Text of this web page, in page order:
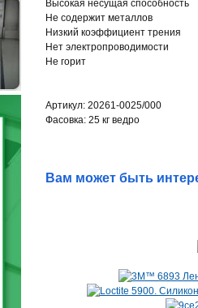
Высокая несущая способность
Не содержит металлов
Низкий коэффициент трения
Нет электропроводимости
Не горит
Артикул: 20261-0025/000
Фасовка: 25 кг ведро
Вам может быть